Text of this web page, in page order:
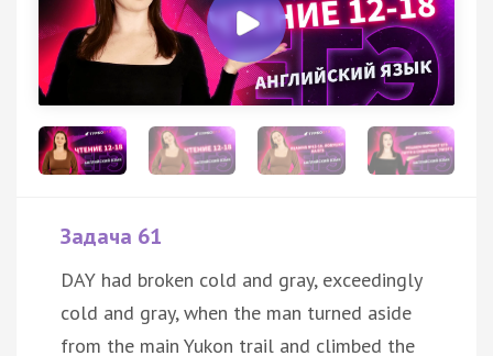
Задача 61
DAY had broken cold and gray, exceedingly
cold and gray, when the man turned aside
from the main Yukon trail and climbed the